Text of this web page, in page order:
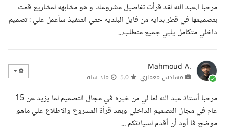
مرحبا ا.عبد الله لقد قرأت تفاصيل مشروعك و هو مشابهه لمشاريع قمت
بتصميمها في قطر بدايه من فايل البلديه حتي التنفيذ سأعمل علي : تصميم
داخلي متكامل يلبي جميع متطلب...
Mahmoud A.
مهندس معماري منذ سنة
مرحبا أستاذ عبد الله لما لي من خبره في مجال التصميم لما يزيد عن 15
عام في مجال التصميم الداخلي وبعد قرأة المشروع والاطلاع علي ماهو
موضح فا أود أن أقدم لسيادتكم ...